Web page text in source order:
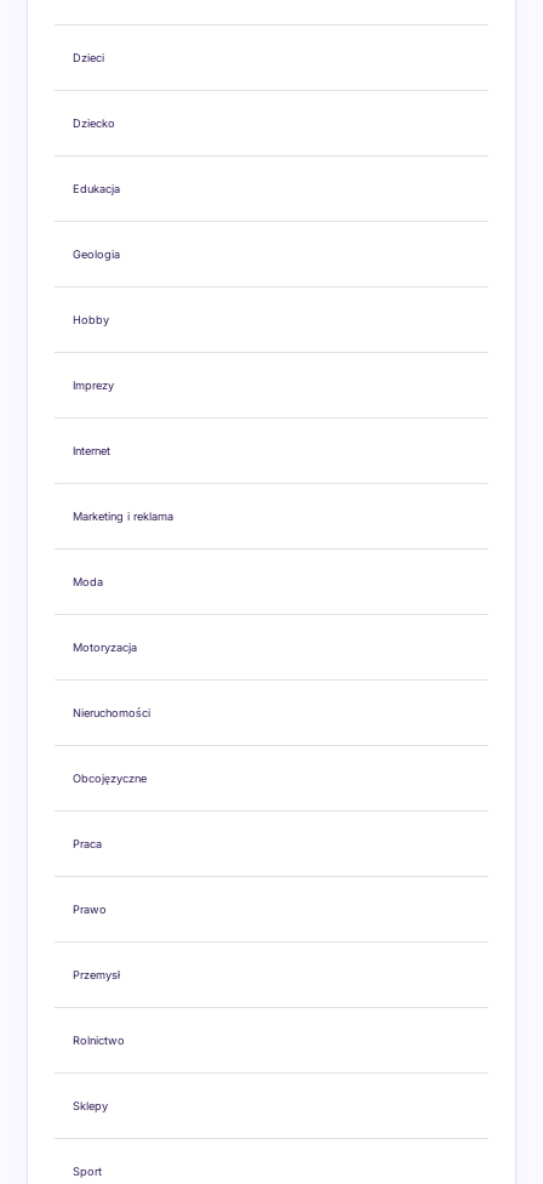
Dzieci
Dziecko
Edukacja
Geologia
Hobby
Imprezy
Internet
Marketing i reklama
Moda
Motoryzacja
Nieruchomości
Obcojęzyczne
Praca
Prawo
Przemysł
Rolnictwo
Sklepy
Sport